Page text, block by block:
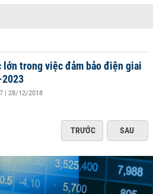
lớn trong việc đảm bảo điện giai
| 28/12/2018
TRƯỚC SAU